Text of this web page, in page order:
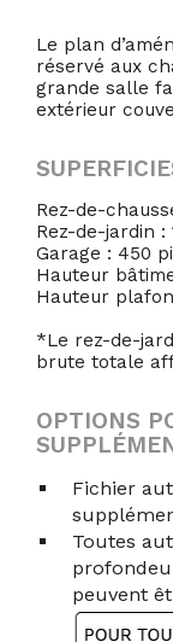
Le plan
réservé aux
grande salle
extérieur
Rez-de-
Rez-de-jardin :
Garage : 450
Hauteur
Hauteur
*Le rez-de-
brute totale
OPTIONS
Fichier
Toutes
peuvent